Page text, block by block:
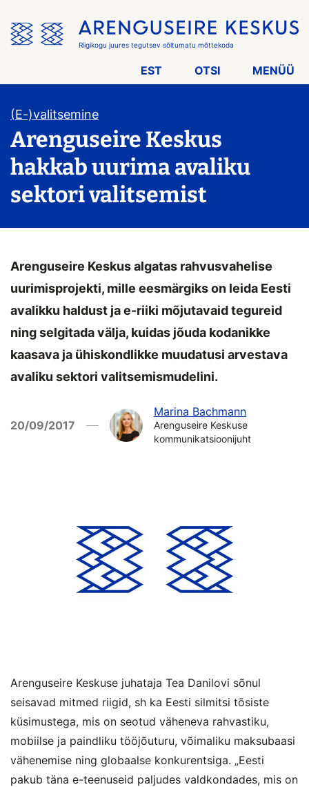
menüü
vahele
Riigikogu juures tegutsev sõltumatu mõttekoda
EST OTSI MENÜÜ
(E-)valitsemine
Arenguseire Keskus
hakkab uurima avaliku
sektori valitsemist
Arenguseire Keskus algatas rahvusvahelise
uurimisprojekti, mille eesmärgiks on leida Eesti
avalikku haldust ja e-riiki mõjutavaid tegureid
ning selgitada välja, kuidas jõuda kodanikke
kaasava ja ühiskondlikke muudatusi arvestava
avaliku sektori valitsemismudelini.
20/09/2017
Marina Bachmann
Arenguseire Keskuse
kommunikatsioonijuht
Arenguseire Keskuse juhataja Tea Danilovi sõnul
seisavad mitmed riigid, sh ka Eesti silmitsi tõsiste
küsimustega, mis on seotud väheneva rahvastiku,
mobiilse ja paindliku tööjõuturu, võimaliku maksubaasi
vähenemise ning globaalse konkurentsiga. „Eesti
pakub täna e-teenuseid paljudes valdkondades, mis on